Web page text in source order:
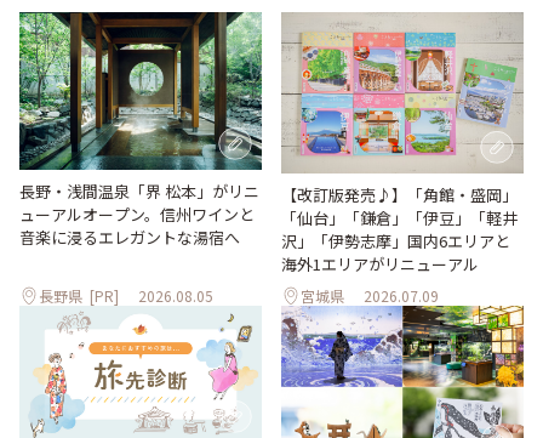
長野・浅間温泉「界 松本」がリニ
ューアルオープン。信州ワインと
音楽に浸るエレガントな湯宿へ
長野県 [PR] 2026.08.05
【改訂版発売♪】「角館・盛岡」
「仙台」「鎌倉」「伊豆」「軽井
沢」「伊勢志摩」国内6エリアと
海外1エリアがリニューアル
宮城県 2026.07.09